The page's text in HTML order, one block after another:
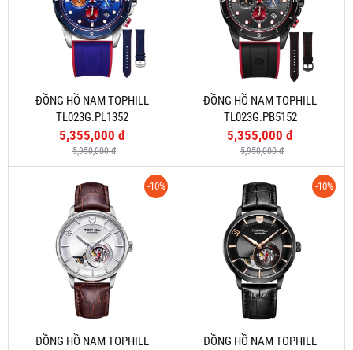
ĐỒNG HỒ NAM TOPHILL
TL023G.PL1352
5,355,000 đ
5,950,000 đ
ĐỒNG HỒ NAM TOPHILL
TL023G.PB5152
5,355,000 đ
5,950,000 đ
-10%
ĐỒNG HỒ NAM TOPHILL
-10%
ĐỒNG HỒ NAM TOPHILL